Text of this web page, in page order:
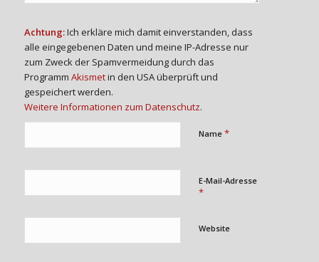
Achtung:Ich erkläre mich damit einverstanden, dass
alle eingegebenen Daten und meine IP-Adresse nur
zum Zweck der Spamvermeidung durch das
Programm Akismetin den USA überprüft und
gespeichert werden.
Weitere Informationen zum Datenschutz.
Name *
E-Mail-Adresse
*
Website